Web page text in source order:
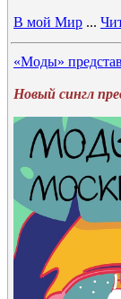
В мой Мир ...
«Моды»
Новый сингл